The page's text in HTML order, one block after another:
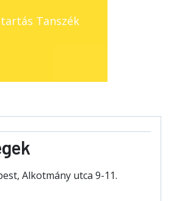
Tanszék
Alkotmány utca 9-11.